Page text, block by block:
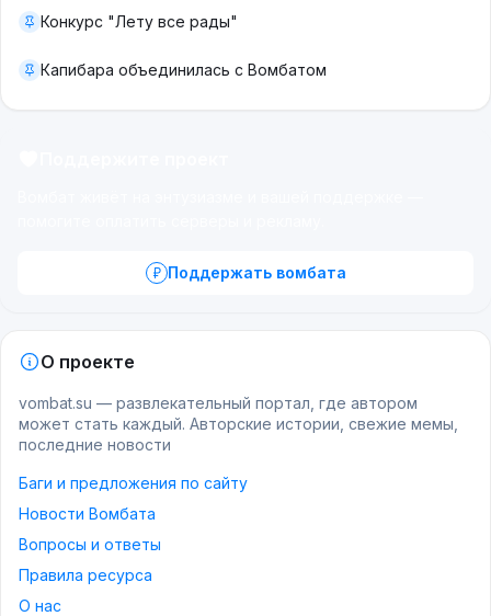
Конкурс "Лету все рады"
Капибара объединилась с Вомбатом
Поддержать вомбата
О проекте
vombat.su — развлекательный портал, где автором
может стать каждый. Авторские истории, свежие мемы,
последние новости
Баги и предложения по сайту
Новости Вомбата
Вопросы и ответы
Правила ресурса
О нас